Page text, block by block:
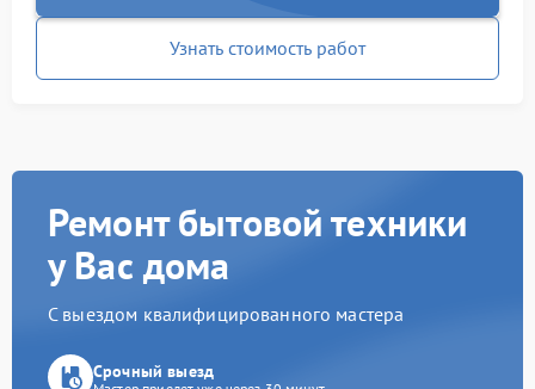
Узнать стоимость работ
Ремонт бытовой техники
у Вас дома
С выездом квалифицированного мастера
Срочный выезд